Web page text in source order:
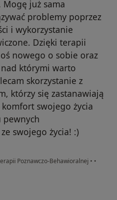
Mogę już sama
problemy poprzez
i wykorzystanie
Dzięki terapii
nowego o sobie oraz
którymi warto
skorzystanie z
którzy się zastanawiają
swojego życia
pewnych
swojego życia! :)
Poznawczo-Behawioralnej • •